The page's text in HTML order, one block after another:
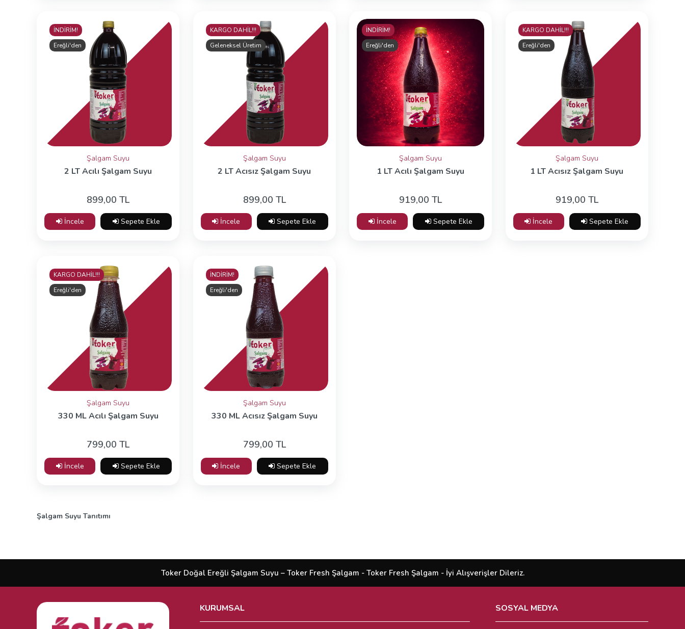
İNDİRİM!
Ereğli'den
Şalgam Suyu
2 LT Acılı Şalgam Suyu
899,00 TL
İncele Sepete Ekle
KARGO DAHİL!!!
Geleneksel Üretim
Şalgam Suyu
2 LT Acısız Şalgam Suyu
899,00 TL
İncele Sepete Ekle
İNDİRİM!
Ereğli'den
Şalgam Suyu
1 LT Acılı Şalgam Suyu
919,00 TL
İncele Sepete Ekle
KARGO DAHİL!!!
Ereğli'den
Şalgam Suyu
1 LT Acısız Şalgam Suyu
919,00 TL
İncele Sepete Ekle
KARGO DAHİL!!!
Ereğli'den
Şalgam Suyu
330 ML Acılı Şalgam Suyu
799,00 TL
İncele Sepete Ekle
İNDİRİM!
Ereğli'den
Şalgam Suyu
330 ML Acısız Şalgam Suyu
799,00 TL
İncele Sepete Ekle
Şalgam Suyu Tanıtımı
Toker Doğal Ereğli Şalgam Suyu – Toker Fresh Şalgam - Toker Fresh Şalgam - İyi Alışverişler Dileriz.
KURUMSAL SOSYAL MEDYA